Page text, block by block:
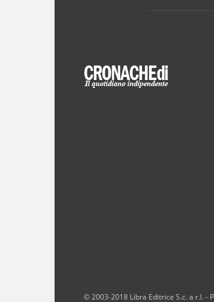
© 2003-2018 Libra Editrice S.c. a r.l. -